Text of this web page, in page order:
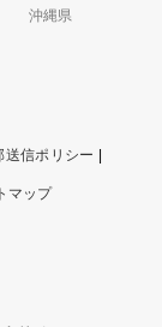
沖縄県
送信ポリシー |
マップ